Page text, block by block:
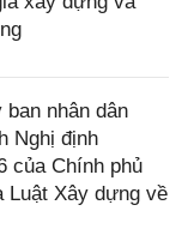
ban nhân dân
Nghị định
của Chính phủ
Luật Xây dựng về